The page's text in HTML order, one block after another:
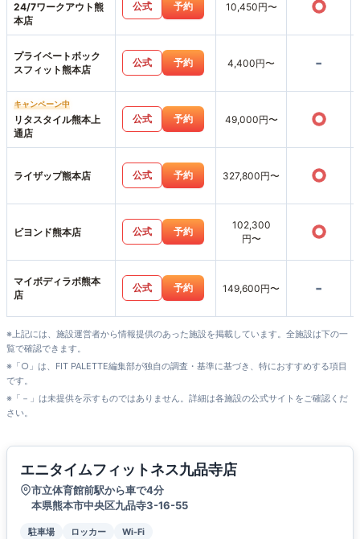
24/7ワークアウト熊
本店
公式 予約 10,450円〜 ○
プライベートボック
スフィット熊本店
公式 予約 4,400円〜 -
キャンペーン中
リタスタイル熊本上
通店
公式 予約 49,000円〜 ○
ライザップ熊本店 公式 予約 327,800円〜 ○
ビヨンド熊本店 公式 予約
102,300
円〜
○
マイボディラボ熊本
店
公式 予約 149,600円〜 -
※上記には、施設運営者から情報提供のあった施設を掲載しています。全施設は下の一
覧で確認できます。
※「○」は、FIT PALETTE編集部が独自の調査・基準に基づき、特におすすめする項目
です。
※「－」は未提供を示すものではありません。詳細は各施設の公式サイトをご確認くだ
さい。
エニタイムフィットネス九品寺店
市立体育館前駅から車で4分
本県熊本市中央区九品寺3-16-55
駐車場 ロッカー Wi-Fi